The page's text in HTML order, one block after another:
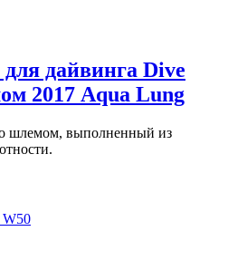
дайвинга Dive
2017 Aqua Lung
шлемом, выполненный из